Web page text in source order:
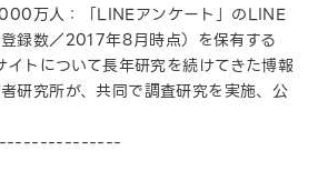
万人：「LINEアンケート」のLINE
録数／2017年8月時点）を保有する
トについて長年研究を続けてきた博報
研究所が、共同で調査研究を実施、公